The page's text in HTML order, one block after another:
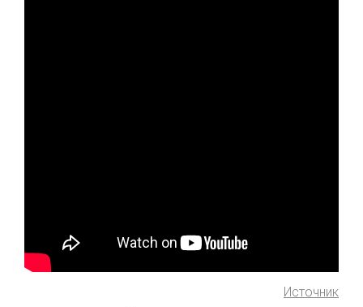
Источник